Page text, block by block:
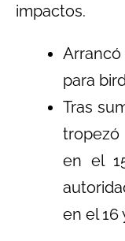
impactos.
para
Tras
en el
en el 16